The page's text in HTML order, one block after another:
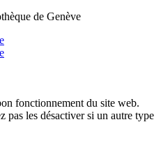
de Genève
fonctionnement du site web.
pas les désactiver si un autre type